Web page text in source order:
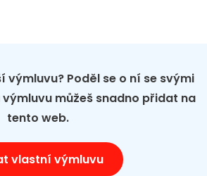
výmluvu? Poděl se o ní se svými
výmluvu můžeš snadno přidat na
tento web.
vlastní výmluvu